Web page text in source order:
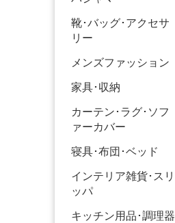
靴･バッグ･アクセサ
リー
メンズファッション
家具･収納
カーテン･ラグ･ソフ
ァーカバー
寝具･布団･ベッド
インテリア雑貨･スリ
ッパ
キッチン用品･調理器